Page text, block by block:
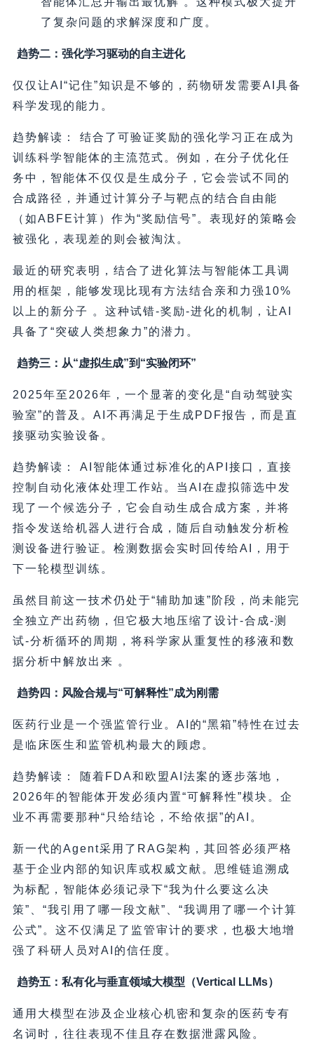
了复杂问题的求解深度和广度。
趋势二：强化学习驱动的自主进化
仅仅让AI“记住”知识是不够的，药物研发需要AI具备
科学发现的能力。
趋势解读： 结合了可验证奖励的强化学习正在成为
训练科学智能体的主流范式。例如，在分子优化任
务中，智能体不仅仅是生成分子，它会尝试不同的
合成路径，并通过计算分子与靶点的结合自由能
（如ABFE计算）作为“奖励信号”。表现好的策略会
被强化，表现差的则会被淘汰。
最近的研究表明，结合了进化算法与智能体工具调
用的框架，能够发现比现有方法结合亲和力强10%
以上的新分子 。这种试错-奖励-进化的机制，让AI
具备了“突破人类想象力”的潜力。
趋势三：从“虚拟生成”到“实验闭环”
2025年至2026年，一个显著的变化是“自动驾驶实
验室”的普及。AI不再满足于生成PDF报告，而是直
接驱动实验设备。
趋势解读： AI智能体通过标准化的API接口，直接
控制自动化液体处理工作站。当AI在虚拟筛选中发
现了一个候选分子，它会自动生成合成方案，并将
指令发送给机器人进行合成，随后自动触发分析检
测设备进行验证。检测数据会实时回传给AI，用于
下一轮模型训练。
虽然目前这一技术仍处于“辅助加速”阶段，尚未能完
全独立产出药物，但它极大地压缩了设计-合成-测
试-分析循环的周期，将科学家从重复性的移液和数
据分析中解放出来 。
趋势四：风险合规与“可解释性”成为刚需
医药行业是一个强监管行业。AI的“黑箱”特性在过去
是临床医生和监管机构最大的顾虑。
趋势解读： 随着FDA和欧盟AI法案的逐步落地，
2026年的智能体开发必须内置“可解释性”模块。企
业不再需要那种“只给结论，不给依据”的AI。
新一代的Agent采用了RAG架构，其回答必须严格
基于企业内部的知识库或权威文献。思维链追溯成
为标配，智能体必须记录下“我为什么要这么决
策”、“我引用了哪一段文献”、“我调用了哪一个计算
公式”。这不仅满足了监管审计的要求，也极大地增
强了科研人员对AI的信任度。
趋势五：私有化与垂直领域大模型（Vertical LLMs）
通用大模型在涉及企业核心机密和复杂的医药专有
名词时，往往表现不佳且存在数据泄露风险。